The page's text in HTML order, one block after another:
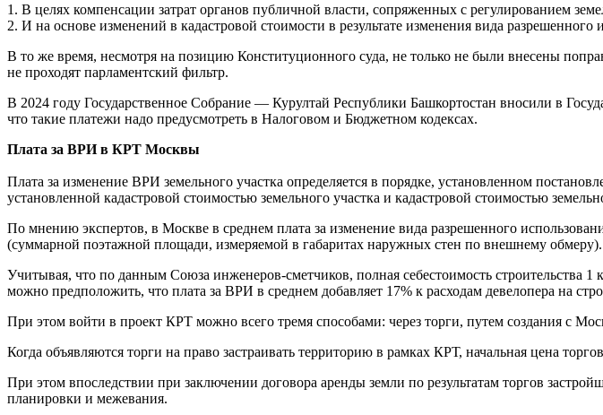
1. В целях компенсации затрат органов публичной власти, сопряженных с регулированием
2. И на основе изменений в кадастровой стоимости в результате изменения вида разрешенного
В то же время, несмотря на позицию Конституционного суда, не только не были внесены
не проходят парламентский фильтр.
В 2024 году Государственное Собрание — Курултай Республики Башкортостан вносили в
что такие платежи надо предусмотреть в Налоговом и Бюджетном кодексах.
Плата за ВРИ в КРТ Москвы
Плата за изменение ВРИ земельного участка определяется в порядке, установленном
установленной кадастровой стоимостью земельного участка и кадастровой стоимостью
По мнению экспертов, в Москве в среднем плата за изменение вида разрешенного
(суммарной поэтажной площади, измеряемой в габаритах наружных стен по внешнему обмеру).
Учитывая, что по данным Союза инженеров-сметчиков, полная себестоимость строительства
можно предположить, что плата за ВРИ в среднем добавляет 17% к расходам девелопера на
При этом войти в проект КРТ можно всего тремя способами: через торги, путем создания с
Когда объявляются торги на право застраивать территорию в рамках КРТ, начальная цена
При этом впоследствии при заключении договора аренды земли по результатам торгов
планировки и межевания.